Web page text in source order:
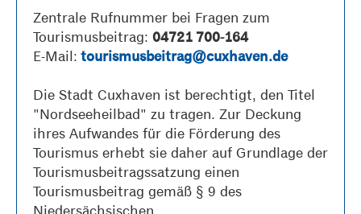
Zentrale Rufnummer bei Fragen zum
Tourismusbeitrag: 04721 700-164
E-Mail: tourismusbeitrag@cuxhaven.de
Die Stadt Cuxhaven ist berechtigt, den Titel
"Nordseeheilbad" zu tragen. Zur Deckung
ihres Aufwandes für die Förderung des
Tourismus erhebt sie daher auf Grundlage der
Tourismusbeitragssatzung einen
Tourismusbeitrag gemäß § 9 des
Niedersächsischen